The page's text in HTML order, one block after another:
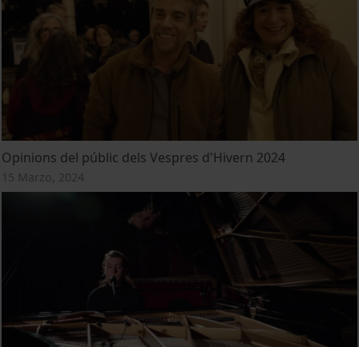
Opinions del públic dels Vespres d'Hivern 2024
15 Marzo, 2024